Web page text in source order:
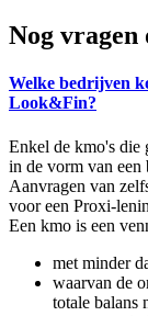
Nog vragen
Welke bedrijven
Look&Fin?
Enkel de kmo's die
in de vorm van een
Aanvragen van
voor een Proxi-
Een kmo is een
met minder
waarvan de
totale balans